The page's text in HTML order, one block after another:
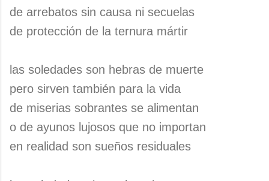
de arrebatos sin causa ni secuelas
de protección de la ternura mártir
las soledades son hebras de muerte
pero sirven también para la vida
de miserias sobrantes se alimentan
o de ayunos lujosos que no importan
en realidad son sueños residuales